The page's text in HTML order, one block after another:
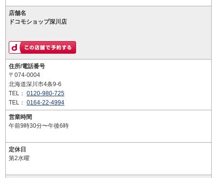
店舗名
ドコモショップ深川店
住所/電話番号
〒074-0004
北海道深川市4条9-6
TEL： 0120-980-725
TEL： 0164-22-4994
営業時間
午前9時30分〜午後6時
定休日
第2水曜